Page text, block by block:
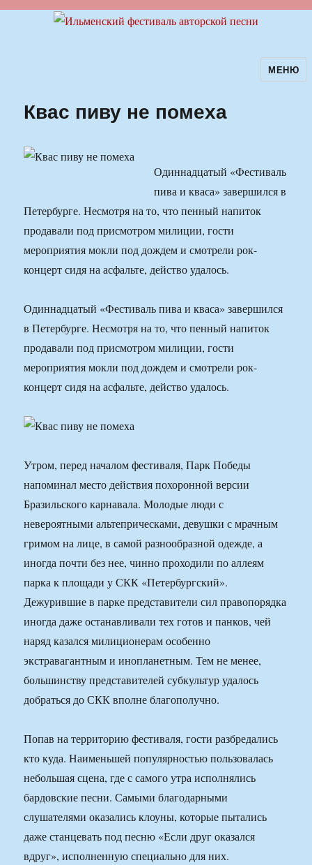
Ильменский фестиваль авторскойМЕНЮ
Квас пиву не помеха
Одиннадцатый «Фестиваль
пива и кваса» завершился в
Петербурге. Несмотря на то, что пенный напиток
продавали под присмотром милиции, гости
мероприятия мокли под дождем и смотрели рок-
концерт сидя на асфальте, действо удалось.
Одиннадцатый «Фестиваль пива и кваса» завершился
в Петербурге. Несмотря на то, что пенный напиток
продавали под присмотром милиции, гости
мероприятия мокли под дождем и смотрели рок-
концерт сидя на асфальте, действо удалось.
Утром, перед началом фестиваля, Парк Победы
напоминал место действия похоронной версии
Бразильского карнавала. Молодые люди с
невероятными альтеприческами, девушки с мрачным
гримом на лице, в самой разнообразной одежде, а
иногда почти без нее, чинно проходили по аллеям
парка к площади у СКК «Петербургский».
Дежурившие в парке представители сил правопорядка
иногда даже останавливали тех готов и панков, чей
наряд казался милиционерам особенно
экстравагантным и инопланетным. Тем не менее,
большинству представителей субкультур удалось
добраться до СКК вполне благополучно.
Попав на территорию фестиваля, гости разбредались
кто куда. Наименьшей популярностью пользовалась
небольшая сцена, где с самого утра исполнялись
бардовские песни. Самыми благодарными
слушателями оказались клоуны, которые пытались
даже станцевать под песню «Если друг оказался
вдруг», исполненную специально для них.